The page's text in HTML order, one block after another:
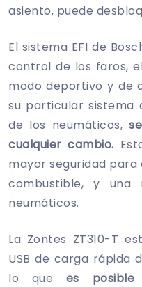
asiento, puede
El sistema EFI de
control de los faros,
modo deportivo y de
su particular sistema
de los neumáticos,
cualquier cambio.
mayor seguridad
combustible, y
neumáticos.
La Zontes ZT310-T
USB de carga rápida
lo que es